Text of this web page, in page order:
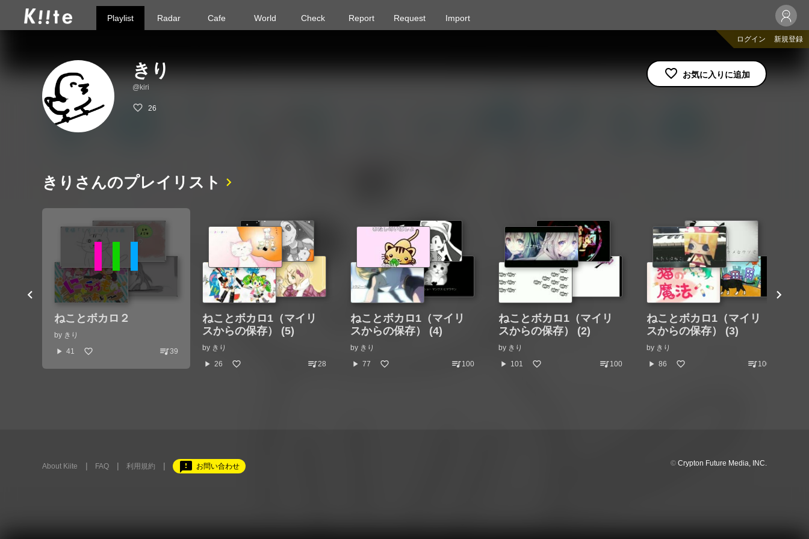
Playlist Radar Cafe World Check Report Request Import
ログイン 新規登録
きり
@kiri
26
きりさんのプレイリスト
ねことボカロ２
by きり
play_arrow 41 queue_music39
ねことボカロ1（マイリ
スからの保存） (5)
by きり
play_arrow 26 queue_music28
ねことボカロ1（マイリ
スからの保存） (4)
by きり
play_arrow 77 queue_music100
ねことボカロ1（マイリ
スからの保存） (2)
by きり
play_arrow 101 queue_music100
ねことボカロ1（マイリ
スからの保存） (3)
by きり
play_arrow 86 queue_music100
About Kiite FAQ 利用規約 feedback お問い合わせ © Crypton Future Media, INC.